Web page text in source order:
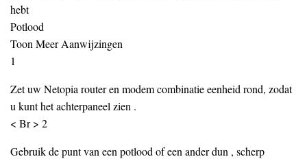
hebt
Potlood
Toon Meer Aanwijzingen
1
Zet uw Netopia router en modem combinatie eenheid rond, zodat
u kunt het achterpaneel zien .
< Br > 2
Gebruik de punt van een potlood of een ander dun , scherp